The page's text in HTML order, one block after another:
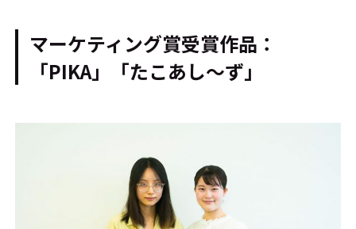
マーケティング賞受賞作品：
「PIKA」「たこあし～ず」